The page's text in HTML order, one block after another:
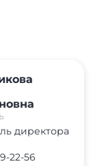
директора
22-56